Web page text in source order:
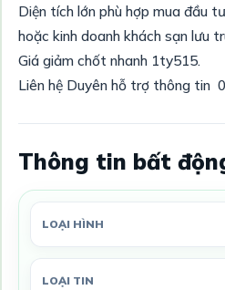
Diện tích lớn phù hợp mua đầu
hoặc kinh doanh khách sạn lưu
Giá giảm chốt nhanh 1ty515.
Liên hệ Duyên hỗ trợ thông tin
Thông tin bất
LOẠI HÌNH
LOẠI TIN